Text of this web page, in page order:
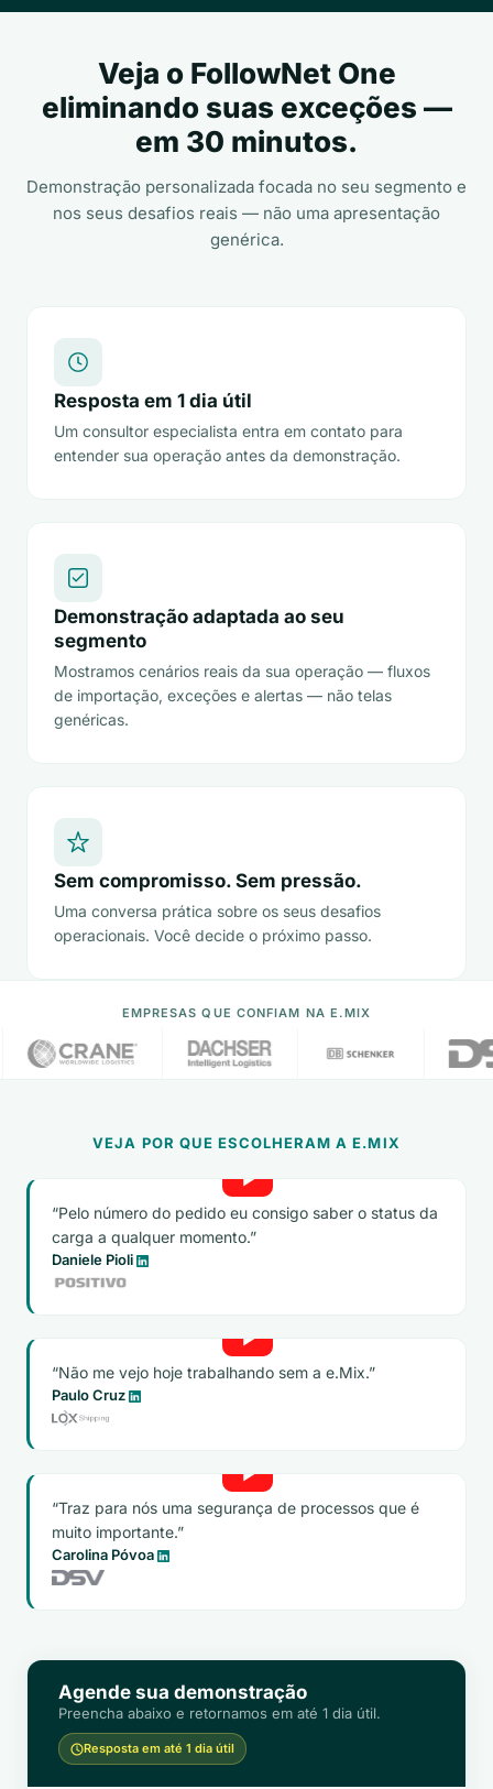
Veja o FollowNet One
eliminando suas exceções —
em 30 minutos.
Demonstração personalizada focada no seu segmento e
nos seus desafios reais — não uma apresentação
genérica.
Resposta em 1 dia útil
Um consultor especialista entra em contato para
entender sua operação antes da demonstração.
Demonstração adaptada ao seu
segmento
Mostramos cenários reais da sua operação — fluxos
de importação, exceções e alertas — não telas
genéricas.
Sem compromisso. Sem pressão.
Uma conversa prática sobre os seus desafios
operacionais. Você decide o próximo passo.
EMPRESAS QUE CONFIAM NA E.MIX
VEJA POR QUE ESCOLHERAM A E.MIX
Pelo número do pedido eu consigo saber o status da
carga a qualquer momento.
Daniele Pioli
Não me vejo hoje trabalhando sem a e.Mix.
Paulo Cruz
Traz para nós uma segurança de processos que é
muito importante.
Carolina Póvoa
Agende sua demonstração
Preencha abaixo e retornamos em até 1 dia útil.
Resposta em até 1 dia útil